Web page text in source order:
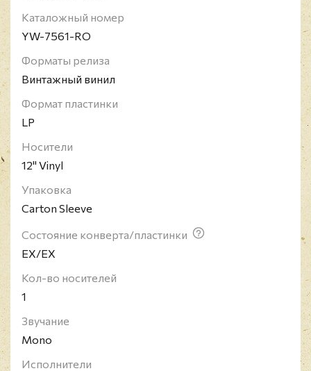
преподавателя музыки в университете. После
долгого перерыва в течение двух десятилетий,
концертировал. Последним его студийным
альбомом для Blue Note был "Nature Boy".
Музыкант был введён в зал джазовой славы
DownBeat Hall of Fame.
Каталожный номер
YW-7561-RO
Форматы релиза
Винтажный винил
Формат пластинки
LP
Носители
12" Vinyl
Упаковка
Carton Sleeve
Состояние конверта/пластинки
EX/EX
Кол-во носителей
1
Звучание
Mono
Исполнители